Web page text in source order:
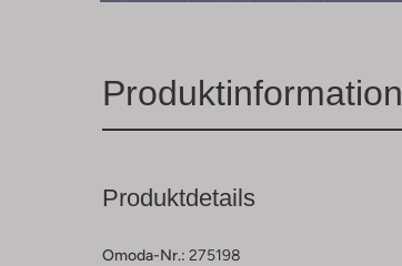
Produktinformation
Produktdetails
Omoda-Nr.: 275198